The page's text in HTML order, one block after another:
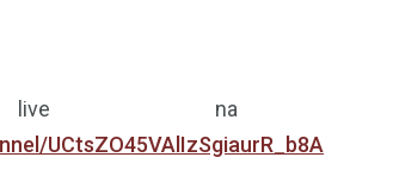
live na
UCtsZO45VAlIzSgiaurR_b8A